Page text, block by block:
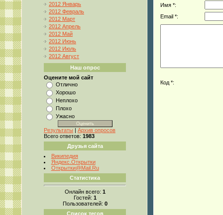
2012 Январь
2012 Февраль
2012 Март
2012 Апрель
2012 Май
2012 Июнь
2012 Июль
2012 Август
Наш опрос
Оцените мой сайт
Отлично
Хорошо
Неплохо
Плохо
Ужасно
Результаты | Архив опросов
Всего ответов: 1983
Друзья сайта
Википедия
Яндекс.Открытки
Открытки@Mail.Ru
Статистика
Онлайн всего: 1
Гостей: 1
Пользователей: 0
Список тегов
Имя *:
Email *:
Код *: